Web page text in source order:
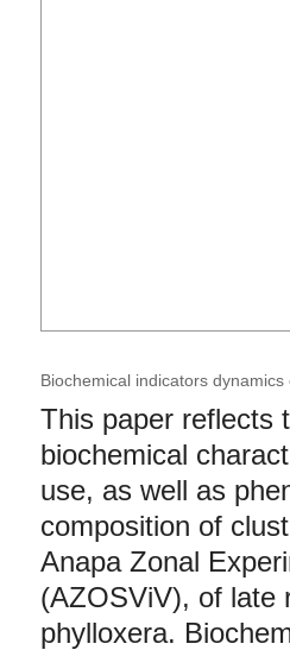
Biochemical indicators
This paper reflects
biochemical
use, as well as
composition of
Anapa Zonal
(AZOSViV), of late
phylloxera.